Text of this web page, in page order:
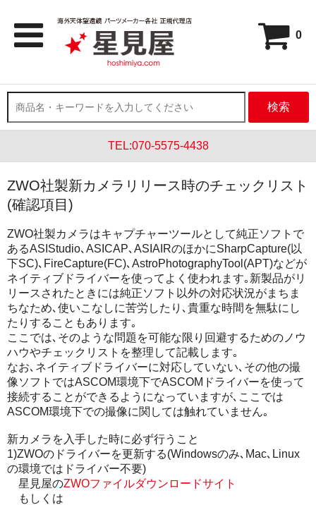
0
検索
TEL:070-5575-4438
ZWO社製新カメラリリース時のチェックリスト
(確認項目)
ZWO社製カメラはキャプチャーツールとして純正ソフトで
あるASIStudio､ASICAP､ASIAIRのほかにSharpCapture(以
下SC)､FireCapture(FC)､AstroPhotographyTool(APT)などが
ネイティブドライバーを使ってよく使われます｡新製品がリ
リースされたときには純正ソフト以外の対応状況がまちま
ちなため､使いこなしに苦労したり､貴重な時間を無駄にし
たりすることもあります｡
ここでは､そのような問題を可能な限り回避するためのノウ
ハウやチェックリストを整理して記載します｡
なお､ネイティブドライバーに対応していない､その他の撮
像ソフトではASCOM環境下でASCOMドライバーを使って
接続することができるようになっていますが､ここでは
ASCOM環境下での撮像に関しては触れていません｡
新カメラを入手した時に必ず行うこと
1)ZWOのドライバーを更新する(Windowsのみ､Mac､Linux
の環境ではドライバー不要)
星見屋のZWOファイルダウンロードサイト
もしくは